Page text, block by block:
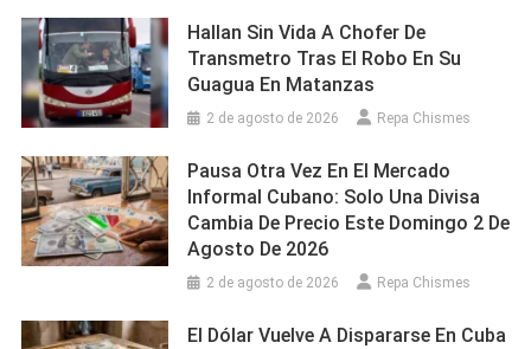
Hallan Sin Vida A Chofer De
Transmetro Tras El Robo En Su
Guagua En Matanzas
2 de agosto de 2026 Repa Chismes
Pausa Otra Vez En El Mercado
Informal Cubano: Solo Una Divisa
Cambia De Precio Este Domingo 2 De
Agosto De 2026
2 de agosto de 2026 Repa Chismes
El Dólar Vuelve A Dispararse En Cuba